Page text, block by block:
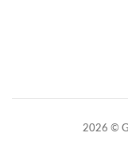
2026 ©